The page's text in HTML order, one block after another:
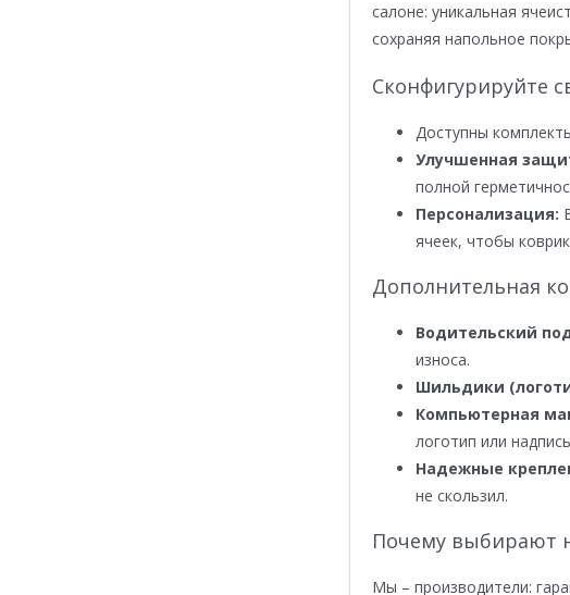
салоне: уникальная
сохраняя напольное
Сконфигурируйте
Доступны
Улучшенная
полной
Персонализация:
ячеек, чтобы
Дополнительная
Водительский
износа.
Шильдики
Компьютерная
логотип или
Надежные
не скользил.
Почему выбирают
Мы – производители: